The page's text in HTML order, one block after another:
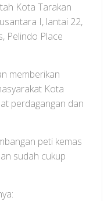
Kota Tarakan
I, lantai 22,
Pelindo Place
memberikan
Kota
perdagangan dan
peti kemas
sudah cukup